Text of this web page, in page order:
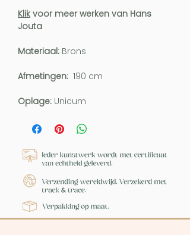
Klik voor meer werken van Hans
Jouta
Materiaal: Brons
Afmetingen: 190 cm
Oplage: Unicum